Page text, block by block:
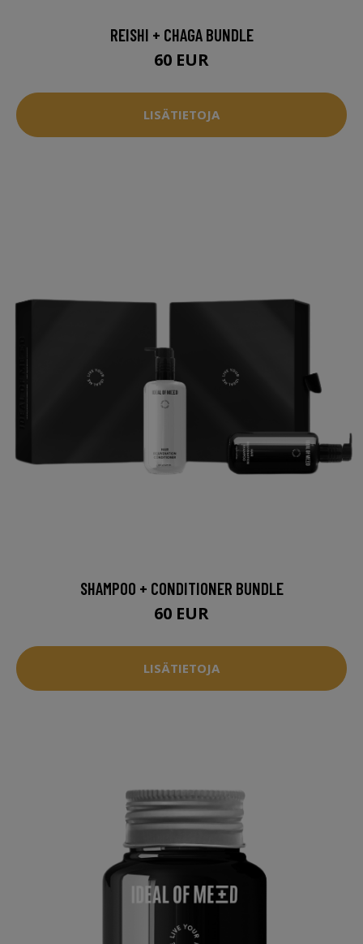
REISHI + CHAGA BUNDLE
60 EUR
LISÄTIETOJA
SHAMPOO + CONDITIONER BUNDLE
60 EUR
LISÄTIETOJA